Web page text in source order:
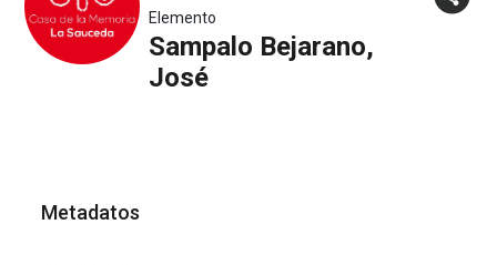
Elemento
Sampalo Bejarano,
José
Metadatos